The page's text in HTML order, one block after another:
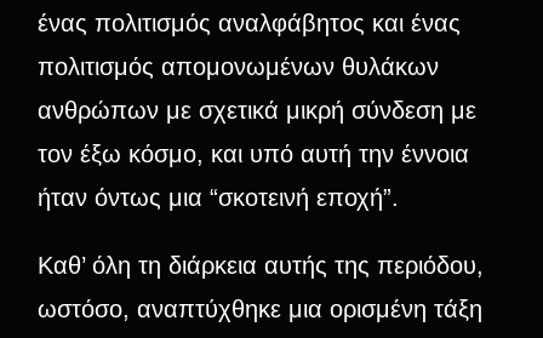
ένας πολιτισμός αναλφάβητος και ένας
πολιτισμός απομονωμένων θυλάκων
ανθρώπων με σχετικά μικρή σύνδεση με
τον έξω κόσμο, και υπό αυτή την έννοια
ήταν όντως μια “σκοτεινή εποχή”.
Καθ’ όλη τη διάρκεια αυτής της περιόδου,
ωστόσο, αναπτύχθηκε μια ορισμένη τάξη